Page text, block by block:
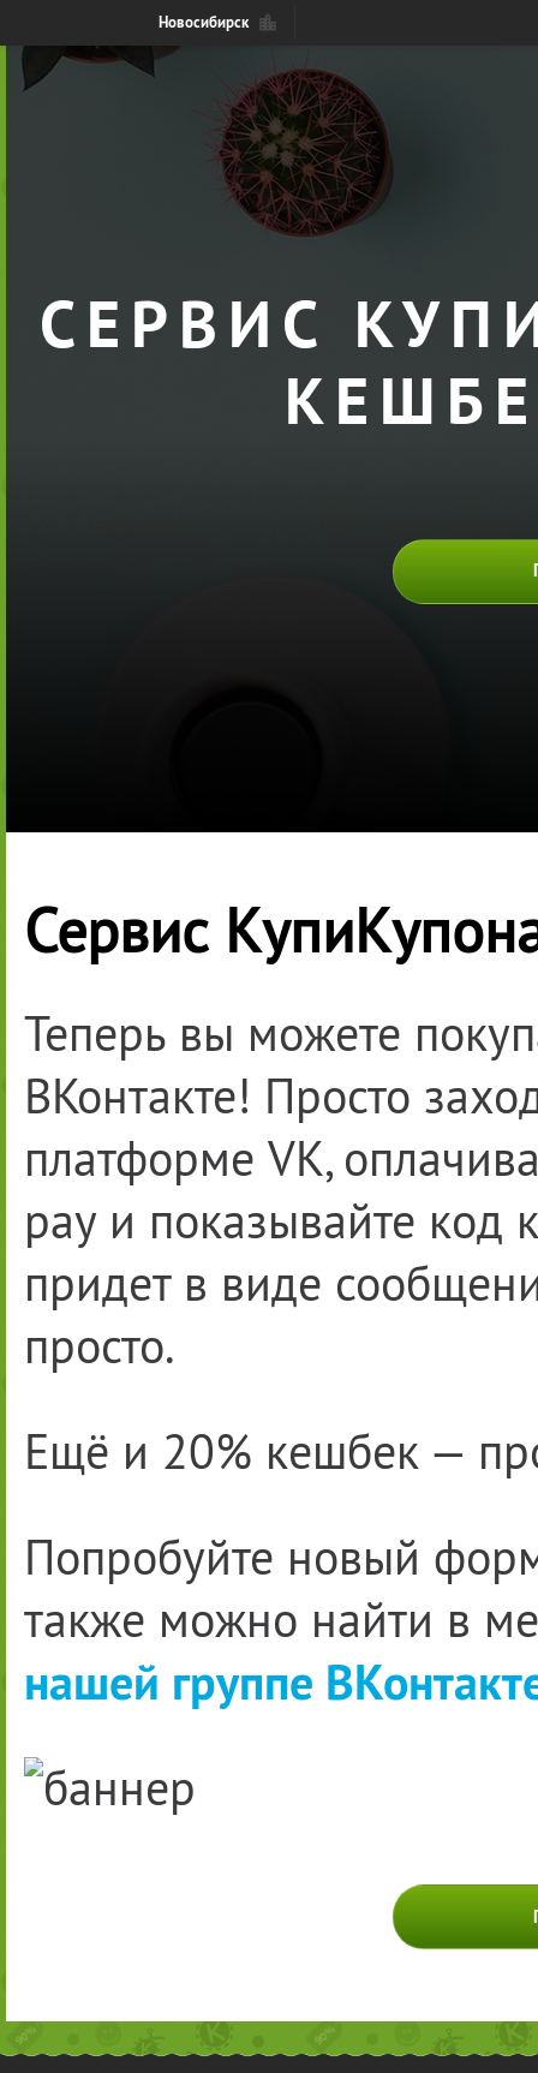
Новосибирск
СЕРВИС
Сервис
Теперь вы можете
ВКонтакте! Просто
платформе VK,
pay и показывайте код
придет в виде
просто.
Ещё и 20% кешбек —
Попробуйте новый
также можно найти в
нашей группе